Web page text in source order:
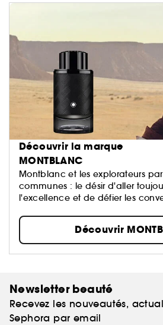
Découvrir la marque
MONTBLANC
Montblanc et les explorateurs
communes : le désir d'aller
l'excellence et de défier les
Découvrir
Newsletter beauté
Recevez les nouveautés,
Sephora par email